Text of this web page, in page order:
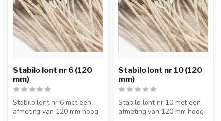
Stabilo lont nr 6 (120
mm)
Stabilo lont nr 6 met een
afmeting van 120 mm hoog
Stabilo lont nr 10 (120
mm)
Stabilo lont nr 10 met een
afmeting van 120 mm hoog